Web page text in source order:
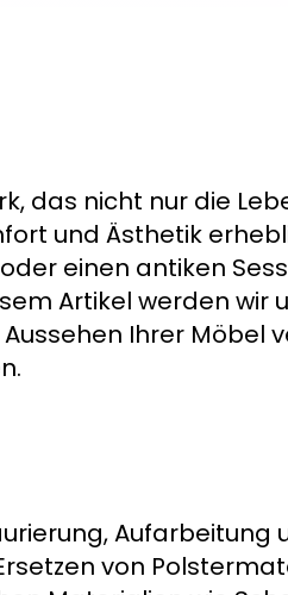
das nicht nur die
und Ästhetik
einen antiken
Artikel werden wir
Ihrer Möbel
von